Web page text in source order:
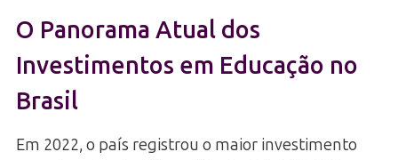
O Panorama Atual dos
Investimentos em Educação no
Brasil
Em 2022, o país registrou o maior investimento